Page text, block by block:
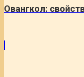
Овангкол: